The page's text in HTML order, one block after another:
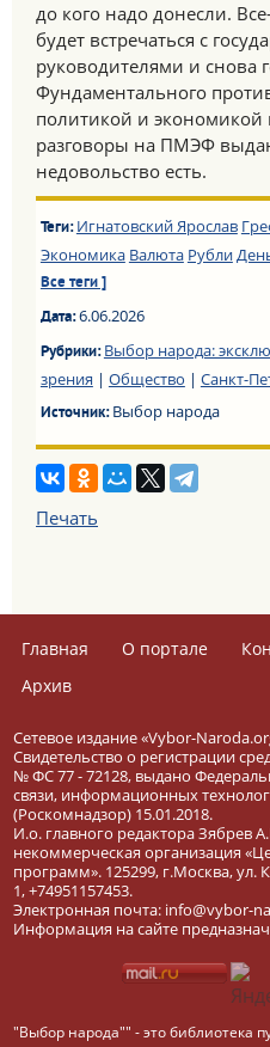
до кого надо донесли.
будет встречаться с
руководителями и снова
Фундаментального
политикой и экономикой
разговоры на ПМЭФ
недовольство есть.
Теги: Игнатовский Ярослав
Экономика Валюта Рубли
Все теги ]
Дата:6.06.2026
Рубрики:Выбор народа:
зрения | Общество | Санкт-
Источник:Выбор народа
Печать
Главная О портале
Архив
Сетевое издание «Vybor-
Свидетельство о регистрации
№ ФС 77 - 72128, выдано
связи, информационных
(Роскомнадзор) 15.01.2018.
И.о. главного редактора Зябрев
некоммерческая организация
программ». 125299, г.Москва, ул.
1, +74951157453.
Электронная почта: info@vybor-
Информация на сайте
"Выбор народа"" - это библиотека